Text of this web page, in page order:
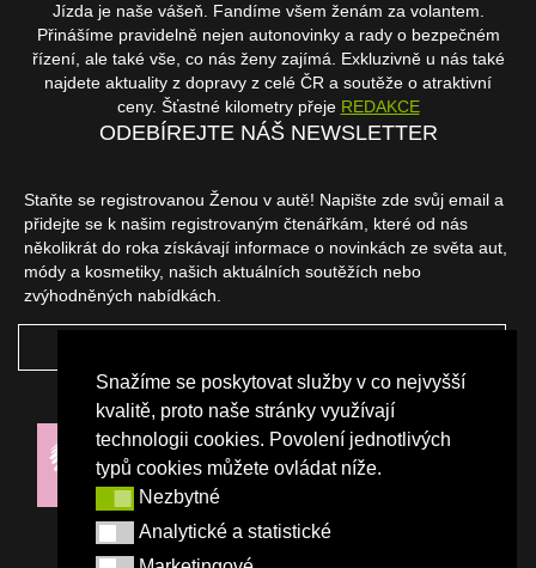
Snažíme se poskytovat služby v co nejvyšší
kvalitě, proto naše stránky využívají
technologii cookies. Povolení jednotlivých
typů cookies můžete ovládat níže.
NezbytnéNezbytné
Analytické a statistické
Analytické a statistické
Jízda je naše vášeň. Fandíme všem ženám za volantem.
Přinášíme pravidelně nejen autonovinky a rady o bezpečném
řízení, ale také vše, co nás ženy zajímá. Exkluzivně u nás také
najdete aktuality z dopravy z celé ČR a soutěže o atraktivní
ceny. Šťastné kilometry přeje REDAKCE
ODEBÍREJTE NÁŠ NEWSLETTER
Staňte se registrovanou Ženou v autě! Napište zde svůj email a
přidejte se k našim registrovaným čtenářkám, které od nás
několikrát do roka získávají informace o novinkách ze světa aut,
módy a kosmetiky, našich aktuálních soutěžích nebo
zvýhodněných nabídkách.
NAŠI PARTNEŘI